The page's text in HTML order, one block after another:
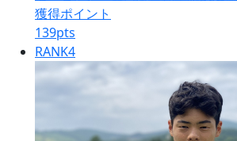
獲得ポイント
139pts
RANK4